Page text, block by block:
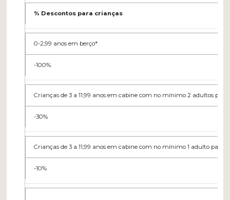
% Descontos para crianças
0-2,99 anos em berço*
-100%
Crianças de 3 a 11,99 anos em cabine com no mínimo 2 adultos
-30%
Crianças de 3 a 11,99 anos em cabine com no mínimo 1 adulto
-10%